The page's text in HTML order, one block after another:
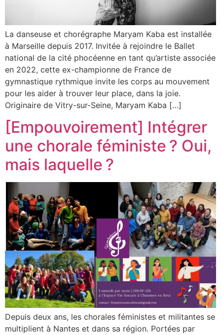
La danseuse et chorégraphe Maryam Kaba est installée
à Marseille depuis 2017. Invitée à rejoindre le Ballet
national de la cité phocéenne en tant qu’artiste associée
en 2022, cette ex-championne de France de
gymnastique rythmique invite les corps au mouvement
pour les aider à trouver leur place, dans la joie.
Originaire de Vitry-sur-Seine, Maryam Kaba […]
[Empouvoirement] Intégrer
une chorale féministe ? Oui,
mais laquelle ?
Depuis deux ans, les chorales féministes et militantes se
multiplient à Nantes et dans sa région. Portées par